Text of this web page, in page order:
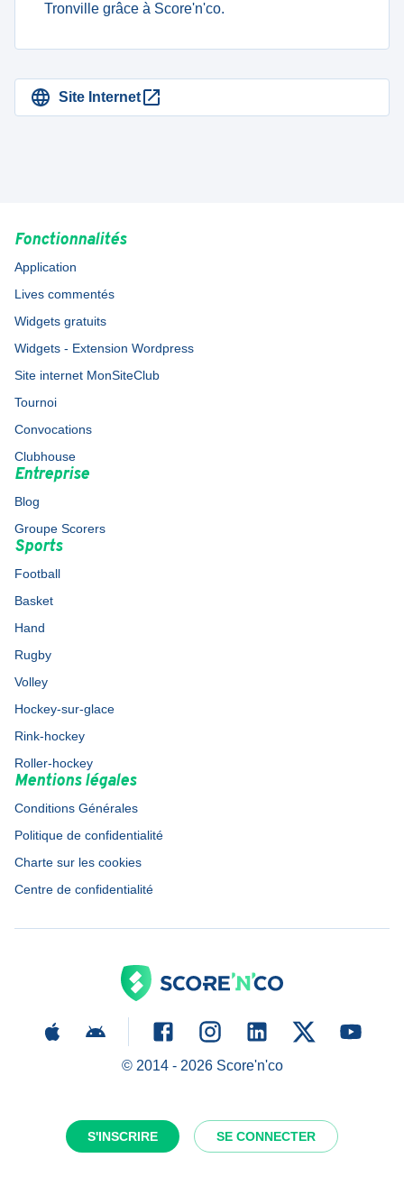
S'INSCRIRE SE CONNECTER
Tronville grâce à Score'n'co.
Site Internet
Fonctionnalités
Application
Lives commentés
Widgets gratuits
Widgets - Extension Wordpress
Site internet MonSiteClub
Tournoi
Convocations
Clubhouse
Entreprise
Blog
Groupe Scorers
Sports
Football
Basket
Hand
Rugby
Volley
Hockey-sur-glace
Rink-hockey
Roller-hockey
Mentions légales
Conditions Générales
Politique de confidentialité
Charte sur les cookies
Centre de confidentialité
© 2014 - 2026Score'n'co